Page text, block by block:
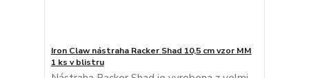
Iron Claw nástraha Racker Shad 10,5 cm vzor MM
1 ks v blistru